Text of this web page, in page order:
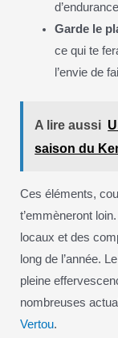
Garde le
ce qui te
l’envie de
A lire aussi
saison du
Ces éléments,
t’emmèneront
locaux et des
long de l’année.
pleine
nombreuses
Vertou.